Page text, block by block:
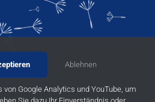
Google Analytics und YouTube, um
Ablehnen